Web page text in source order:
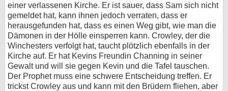
einer verlassenen Kirche. Er ist sauer, dass Sam sich nicht
gemeldet hat, kann ihnen jedoch verraten, dass er
herausgefunden hat, dass es einen Weg gibt, wie man die
Dämonen in der Hölle einsperren kann. Crowley, der die
Winchesters verfolgt hat, taucht plötzlich ebenfalls in der
Kirche auf. Er hat Kevins Freundin Channing in seiner
Gewalt und will sie gegen Kevin und die Tafel tauschen.
Der Prophet muss eine schwere Entscheidung treffen. Er
trickst Crowley aus und kann mit den Brüdern fliehen, aber